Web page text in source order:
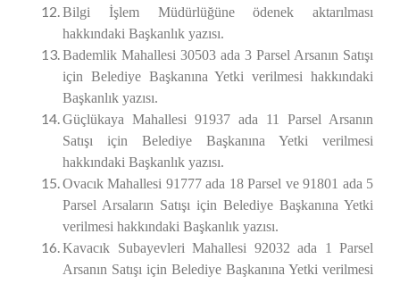
Bilgi İşlem Müdürlüğüne ödenek aktarılması
hakkındaki Başkanlık yazısı.
Bademlik Mahallesi 30503 ada 3 Parsel Arsanın Satışı
için Belediye Başkanına Yetki verilmesi hakkındaki
Başkanlık yazısı.
Güçlükaya Mahallesi 91937 ada 11 Parsel Arsanın
Satışı için Belediye Başkanına Yetki verilmesi
hakkındaki Başkanlık yazısı.
Ovacık Mahallesi 91777 ada 18 Parsel ve 91801 ada 5
Parsel Arsaların Satışı için Belediye Başkanına Yetki
verilmesi hakkındaki Başkanlık yazısı.
Kavacık Subayevleri Mahallesi 92032 ada 1 Parsel
Arsanın Satışı için Belediye Başkanına Yetki verilmesi